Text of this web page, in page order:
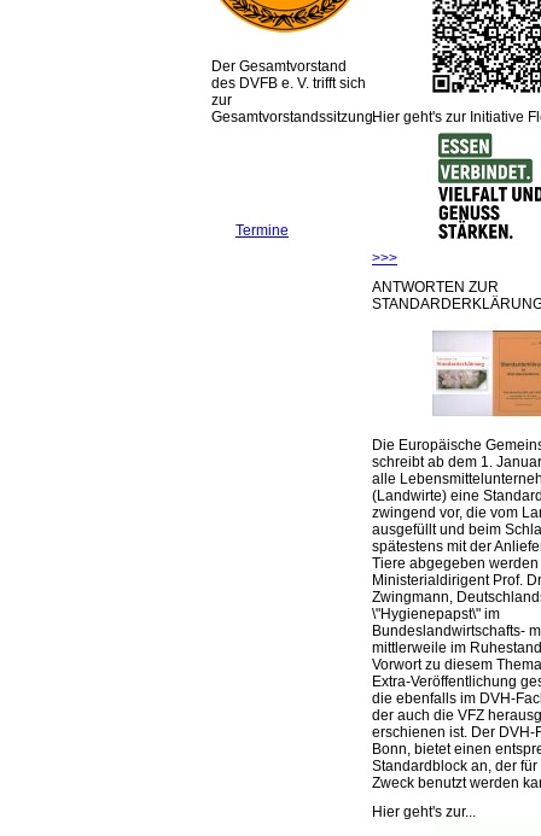
Der Gesamtvorstand
des DVFB e. V. trifft sich
zur
Gesamtvorstandssitzung.
Termine
Hier geht's zur Initiative
>>>
ANTWORTEN ZUR
Die Europäische
schreibt ab dem 1.
alle
(Landwirte) eine
zwingend vor, die vom
ausgefüllt und beim
spätestens mit der
Tiere abgegeben werden
Ministerialdirigent Prof.
Zwingmann,
\"Hygienepapst\" im
Bundeslandwirtschafts-
mittlerweile im
Vorwort zu diesem
Extra-Veröffentlichung
die ebenfalls im DVH-
der auch die VFZ
erschienen ist. Der DVH-
Bonn, bietet einen
Standardblock an, der
Zweck benutzt werden
Hier geht's zur...